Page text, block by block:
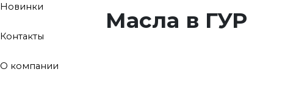
Новинки
Контакты
О компании
Масла в ГУР